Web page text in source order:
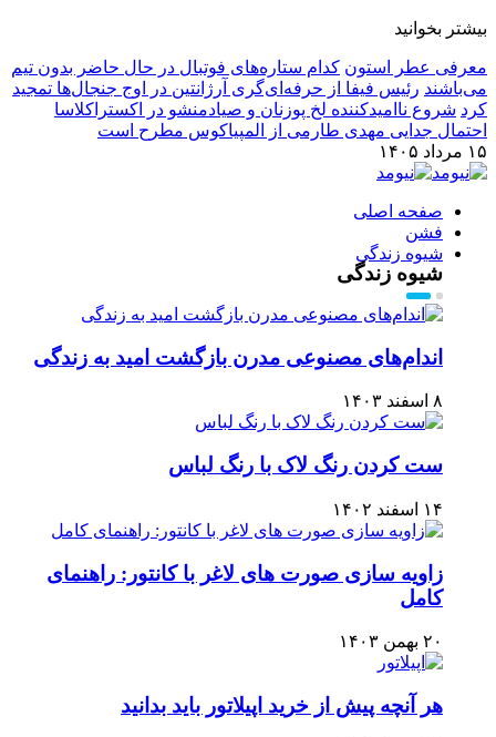
بیشتر بخوانید
معرفی عطر استون کدام ستاره‌های فوتبال در حال حاضر بدون تیم
می‌باشند رئیس فیفا از حرفه‌ای‌گری آرژانتین در اوج جنجال‌ها تمجید
کرد شروع ناامیدکننده لخ پوزنان و صیادمنشو در اکستراکلاسا
احتمال جدایی مهدی طارمی از المپیاکوس مطرح است
۱۵ مرداد ۱۴۰۵
صفحه اصلی
فشن
شیوه زندگی
شیوه زندگی
اندام‌های مصنوعی مدرن بازگشت امید به زندگی
۸ اسفند ۱۴۰۳
ست کردن رنگ لاک با رنگ لباس
۱۴ اسفند ۱۴۰۲
زاویه سازی صورت های لاغر با کانتور: راهنمای
کامل
۲۰ بهمن ۱۴۰۳
هر آنچه پیش از خرید اپیلاتور باید بدانید